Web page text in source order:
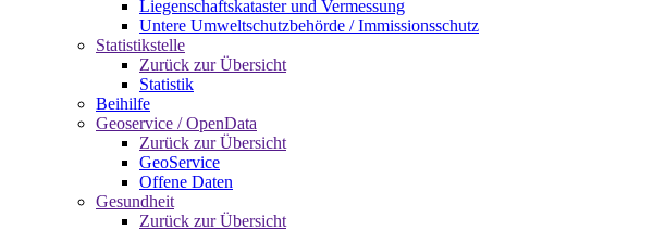
Liegenschaftskataster und Vermessung
Untere Umweltschutzbehörde / Immissionsschutz
Statistikstelle
Zurück zur Übersicht
Statistik
Beihilfe
Geoservice / OpenData
Zurück zur Übersicht
GeoService
Offene Daten
Gesundheit
Zurück zur Übersicht